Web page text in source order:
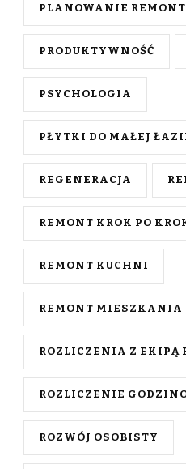
PLANOWANIE
PRODUKTYWNOŚĆ
PSYCHOLOGIA
PŁYTKI DO MAŁEJ
REGENERACJA
REMONT KROK PO
REMONT KUCHNI
REMONT MIESZKANIA
ROZLICZENIA Z EKIPĄ
ROZLICZENIE
ROZWÓJ OSOBISTY